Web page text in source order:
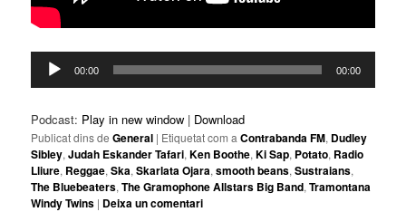
Reproductor
d'àudio
00:00 00:00
Podcast: Play in new window | Download
Publicat dins de General | Etiquetat com a Contrabanda FM, Dudley
Sibley,Judah Eskander Tafari,Ken Boothe,Ki Sap, Potato, Radio
Lliure, Reggae,Ska,Skarlata Ojara,smooth beans,Sustraians,
The Bluebeaters,The Gramophone Allstars Big Band,Tramontana
Windy Twins | Deixa un comentari